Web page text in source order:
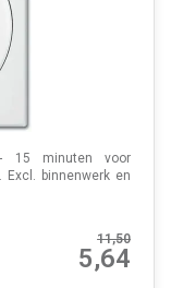
15 minuten voor
binnenwerk en
11,50
5,64